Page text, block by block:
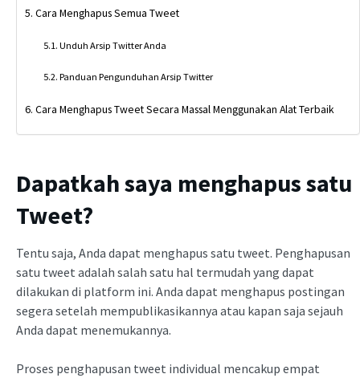
Cara Menghapus Semua Tweet
Unduh Arsip Twitter Anda
Panduan Pengunduhan Arsip Twitter
Cara Menghapus Tweet Secara Massal Menggunakan Alat Terbaik
Dapatkah saya menghapus satu
Tweet?
Tentu saja, Anda dapat menghapus satu tweet. Penghapusan
satu tweet adalah salah satu hal termudah yang dapat
dilakukan di platform ini. Anda dapat menghapus postingan
segera setelah mempublikasikannya atau kapan saja sejauh
Anda dapat menemukannya.
Proses penghapusan tweet individual mencakup empat